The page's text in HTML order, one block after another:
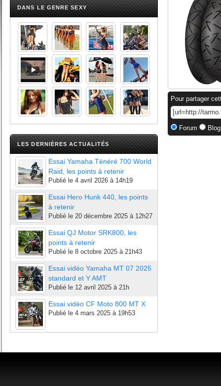
DANS LE GENRE SEXY
LES DERNIÈRES ACTUALITÉS
Essai Yamaha Ténéré 700 World
Raid, les points à retenir
Publié le 4 avril 2026 à 14h19
Essai Hero Hunk 440, les points
à retenir
Publié le 20 décembre 2025 à 12h27
Essai QJ Motor SRK800, les
points à retenir
Publié le 8 octobre 2025 à 21h43
Essai vidéo Yamaha MT 07 2025
standard et Y AMT
Publié le 12 avril 2025 à 21h
Essai vidéo CF Moto 800 MT X
Publié le 4 mars 2025 à 19h53
Pour partager
Forum